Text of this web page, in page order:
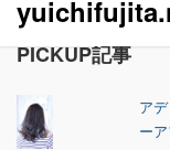
PICKUP記事
ア
ー